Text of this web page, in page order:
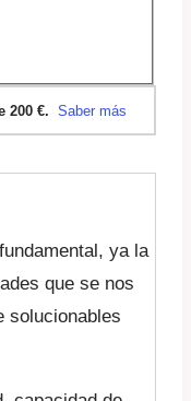
ya la
que se nos
solucionables